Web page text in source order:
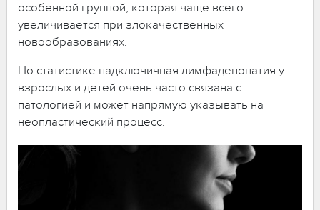
особенной группой, которая чаще всего
увеличивается при злокачественных
новообразованиях.
По статистике надключичная лимфаденопатия у
взрослых и детей очень часто связана с
патологией и может напрямую указывать на
неопластический процесс.